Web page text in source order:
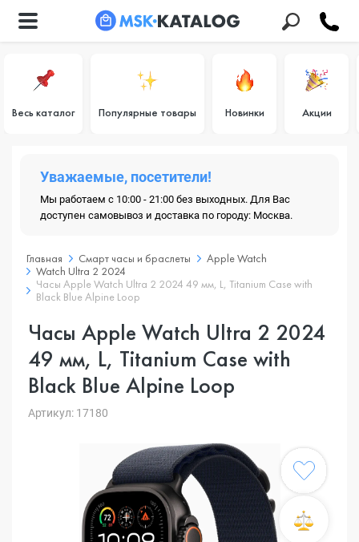
Весь каталог Популярные товары Новинки Акции
Уважаемые, посетители!
Мы работаем с 10:00 - 21:00 без выходных. Для Вас
доступен самовывоз и доставка по городу: Москва.
Главная Смарт часы и браслеты
Apple Watch
Watch Ultra 2 2024
Часы Apple Watch Ultra 2 2024 49 мм, L, Titanium Case with
Black Blue Alpine Loop
Часы Apple Watch Ultra 2 2024
49 мм, L, Titanium Case with
Black Blue Alpine Loop
Артикул: 17180